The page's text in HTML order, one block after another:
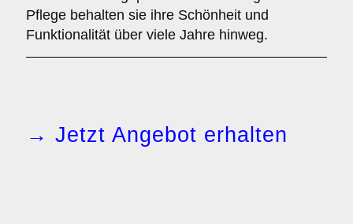
Pflege behalten sie ihre Schönheit und
Funktionalität über viele Jahre hinweg.
→ Jetzt Angebot erhalten